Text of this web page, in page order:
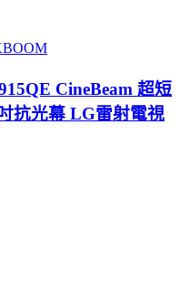
CineBeam 超短
抗光幕 LG雷射電視